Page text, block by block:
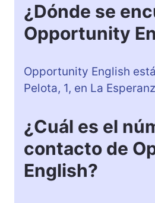
¿Dónde se
Opportunity
Opportunity English
Pelota, 1, en La
¿Cuál es el
contacto de
English?